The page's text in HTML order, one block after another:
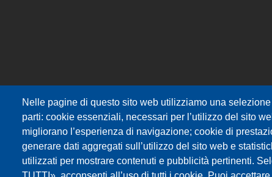
Nelle pagine di questo sito web utilizziamo una
parti: cookie essenziali, necessari per l’utilizzo del sito
migliorano l’esperienza di navigazione; cookie di
generare dati aggregati sull’utilizzo del sito web e
utilizzati per mostrare contenuti e pubblicità pertinenti.